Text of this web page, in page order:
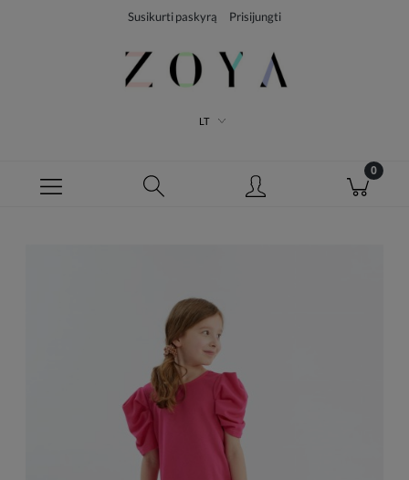
Susikurti paskyrą Prisijungti
LT